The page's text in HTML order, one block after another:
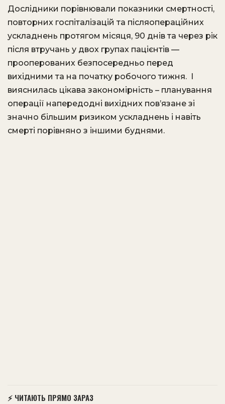
Дослідники порівнювали показники смертності,
повторних госпіталізацій та післяопераційних
ускладнень протягом місяця, 90 днів та через рік
після втручань у двох групах пацієнтів —
прооперованих безпосередньо перед
вихідними та на початку робочого тижня. І
вияснилась цікава закономірність – планування
операції напередодні вихідних пов’язане зі
значно більшим ризиком ускладнень і навіть
смерті порівняно з іншими буднями.
⚡ ЧИТАЮТЬ ПРЯМО ЗАРАЗ